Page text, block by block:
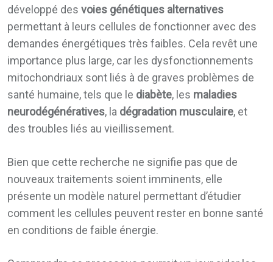
développé des voies génétiques alternatives
permettant à leurs cellules de fonctionner avec des
demandes énergétiques très faibles. Cela revêt une
importance plus large, car les dysfonctionnements
mitochondriaux sont liés à de graves problèmes de
santé humaine, tels que le diabète, les maladies
neurodégénératives, la dégradation musculaire, et
des troubles liés au vieillissement.
Bien que cette recherche ne signifie pas que de
nouveaux traitements soient imminents, elle
présente un modèle naturel permettant d’étudier
comment les cellules peuvent rester en bonne santé
en conditions de faible énergie.